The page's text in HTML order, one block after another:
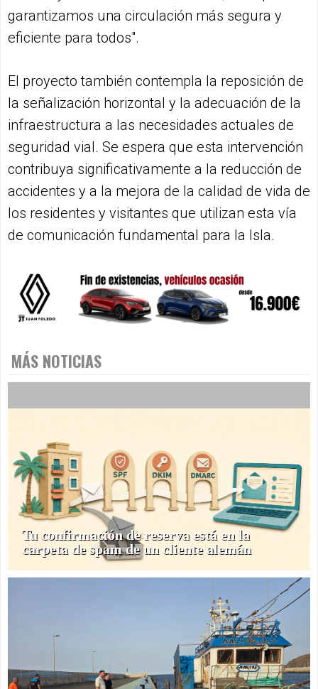
garantizamos una circulación más segura y
eficiente para todos".
El proyecto también contempla la reposición de
la señalización horizontal y la adecuación de la
infraestructura a las necesidades actuales de
seguridad vial. Se espera que esta intervención
contribuya significativamente a la reducción de
accidentes y a la mejora de la calidad de vida de
los residentes y visitantes que utilizan esta vía
de comunicación fundamental para la Isla.
MÁS NOTICIAS
Tu confirmación de reserva está en la
carpeta de spam de un cliente alemán